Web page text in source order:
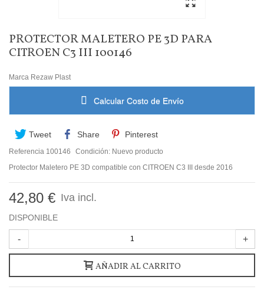
PROTECTOR MALETERO PE 3D PARA
CITROEN C3 III 100146
Marca Rezaw Plast
Calcular Costo de Envío
Tweet Share Pinterest
Referencia 100146 Condición: Nuevo producto
Protector Maletero PE 3D compatible con CITROEN C3 III desde 2016
42,80 € Iva incl.
DISPONIBLE
- +
AÑADIR AL CARRITO